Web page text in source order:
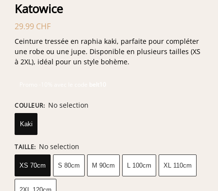
Katowice
29.99 CHF
Ceinture tressée en raphia kaki, parfaite pour compléter
une robe ou une jupe. Disponible en plusieurs tailles (XS
à 2XL), idéal pour un style bohème.
COULEUR: No selection
Kaki
TAILLE: No selection
XS 70cm S 80cm M 90cm L 100cm XL 110cm